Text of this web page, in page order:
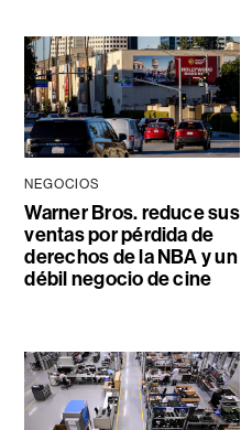
NEGOCIOS
Warner Bros. reduce sus
ventas por pérdida de
derechos de la NBA y un
débil negocio de cine